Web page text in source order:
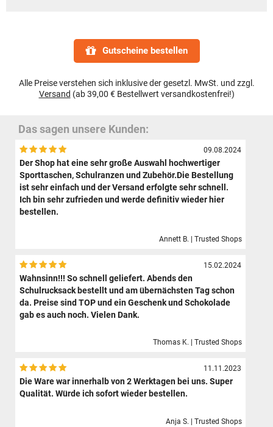
Gutscheine bestellen
Alle Preise verstehen sich inklusive der gesetzl. MwSt. und zzgl.
Versand (ab 39,00 € Bestellwert versandkostenfrei!)
Das sagen unsere Kunden:
09.08.2024
Der Shop hat eine sehr große Auswahl hochwertiger
Sporttaschen, Schulranzen und Zubehör.Die Bestellung
ist sehr einfach und der Versand erfolgte sehr schnell.
Ich bin sehr zufrieden und werde definitiv wieder hier
bestellen.
Annett B. | Trusted Shops
15.02.2024
Wahnsinn!!! So schnell geliefert. Abends den
Schulrucksack bestellt und am übernächsten Tag schon
da. Preise sind TOP und ein Geschenk und Schokolade
gab es auch noch. Vielen Dank.
Thomas K. | Trusted Shops
11.11.2023
Die Ware war innerhalb von 2 Werktagen bei uns. Super
Qualität. Würde ich sofort wieder bestellen.
Anja S. | Trusted Shops